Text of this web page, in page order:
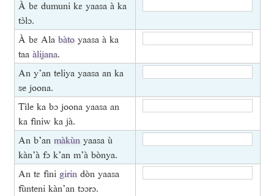
À bɛ dumuni kɛ yaasa à ka
tɔ̀lɔ.
À bɛ Ala bàtoyaasa à ka
taa àlijana.
An y’an teliya yaasa an ka
se joona.
Tìle ka bɔ joona yaasa an
ka fìniw ka jà.
An b’an màkùnyaasa ù
kàn’à fɔ k’an m’à bònya.
An tɛ fìni girindòn yaasa
fùnteni kàn’an tɔɔrɔ.